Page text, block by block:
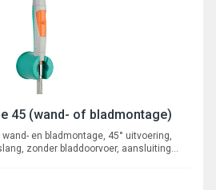
45 (wand- of bladmontage)
en bladmontage, 45° uitvoering,
zonder bladdoorvoer, aansluiting